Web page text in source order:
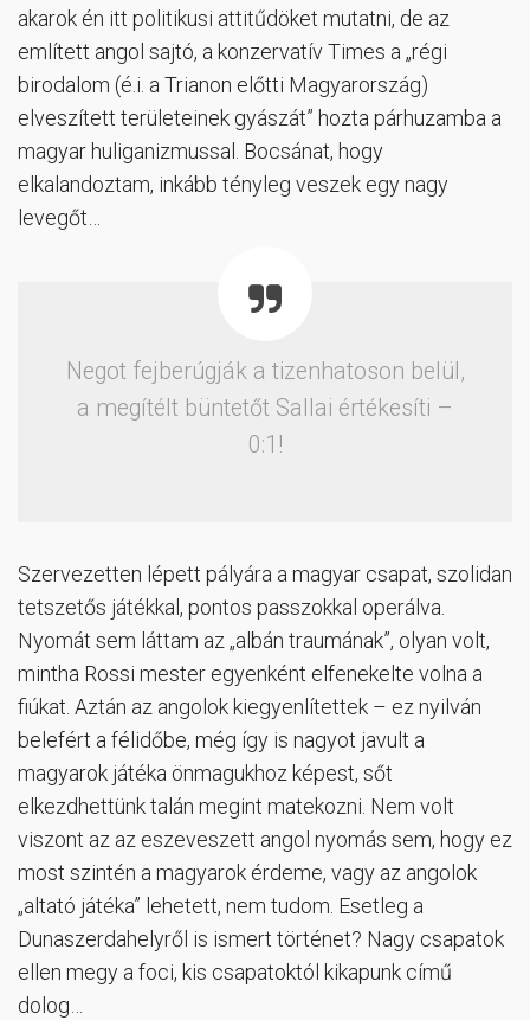
akarok én itt politikusi attitűdöket mutatni, de az
említett angol sajtó, a konzervatív Times a „régi
birodalom (é.i. a Trianon előtti Magyarország)
elveszített területeinek gyászát” hozta párhuzamba a
magyar huliganizmussal. Bocsánat, hogy
elkalandoztam, inkább tényleg veszek egy nagy
levegőt…
Negot fejberúgják a tizenhatoson belül,
a megítélt büntetőt Sallai értékesíti –
0:1!
Szervezetten lépett pályára a magyar csapat, szolidan
tetszetős játékkal, pontos passzokkal operálva.
Nyomát sem láttam az „albán traumának”, olyan volt,
mintha Rossi mester egyenként elfenekelte volna a
fiúkat. Aztán az angolok kiegyenlítettek – ez nyilván
belefért a félidőbe, még így is nagyot javult a
magyarok játéka önmagukhoz képest, sőt
elkezdhettünk talán megint matekozni. Nem volt
viszont az az eszeveszett angol nyomás sem, hogy ez
most szintén a magyarok érdeme, vagy az angolok
„altató játéka” lehetett, nem tudom. Esetleg a
Dunaszerdahelyről is ismert történet? Nagy csapatok
ellen megy a foci, kis csapatoktól kikapunk című
dolog…